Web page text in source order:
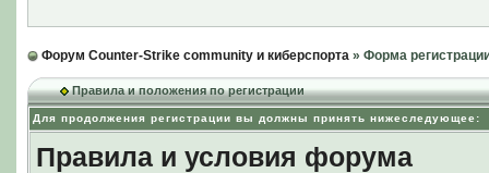
Форум Counter-Strike community и киберспорта» Форма
Правила и положения по регистрации
Для продолжения регистрации вы должны принять нижеследующее:
Правила и условия форума